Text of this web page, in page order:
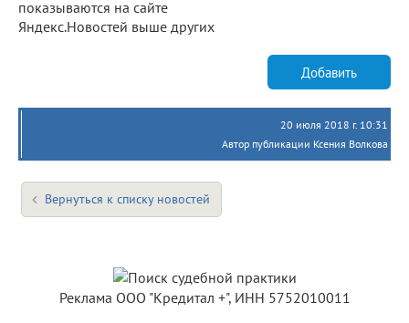
показываются на сайте
Яндекс.Новостей выше других
Добавить
20 июля 2018 г. 10:31
Автор публикации Ксения Волкова
Вернуться к списку новостей
Реклама ООО "Кредитал +", ИНН 5752010011